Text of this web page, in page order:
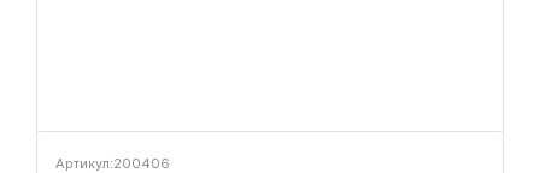
Артикул:200406